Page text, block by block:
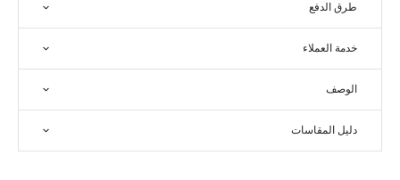
طرق الدفع
خدمة العملاء
الوصف
دليل المقاسات